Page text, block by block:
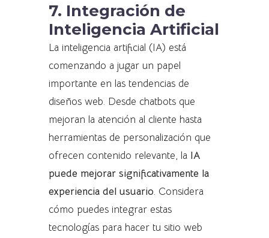
7. Integración de
Inteligencia Artificial
La inteligencia artificial (IA) está
comenzando a jugar un papel
importante en las tendencias de
diseños web. Desde chatbots que
mejoran la atención al cliente hasta
herramientas de personalización que
ofrecen contenido relevante, la IA
puede mejorar significativamente la
experiencia del usuario. Considera
cómo puedes integrar estas
tecnologías para hacer tu sitio web